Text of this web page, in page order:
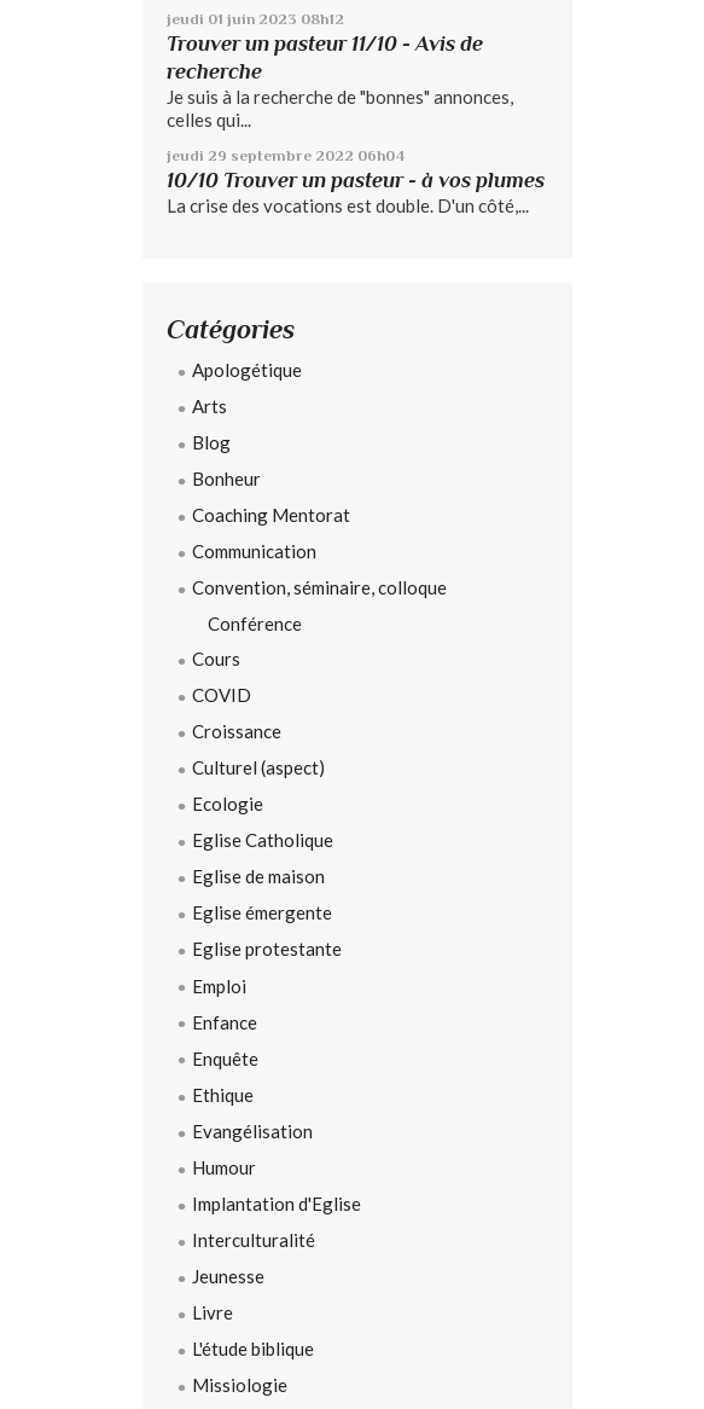
jeudi 01 juin 2023 08h12
Trouver un pasteur 11/10 - Avis de
recherche
Je suis à la recherche de "bonnes" annonces,
celles qui...
jeudi 29 septembre 2022 06h04
10/10 Trouver un pasteur - à vos plumes
La crise des vocations est double. D'un côté,...
Catégories
Apologétique
Arts
Blog
Bonheur
Coaching Mentorat
Communication
Convention, séminaire, colloque
Conférence
Cours
COVID
Croissance
Culturel (aspect)
Ecologie
Eglise Catholique
Eglise de maison
Eglise émergente
Eglise protestante
Emploi
Enfance
Enquête
Ethique
Evangélisation
Humour
Implantation d'Eglise
Interculturalité
Jeunesse
Livre
L'étude biblique
Missiologie